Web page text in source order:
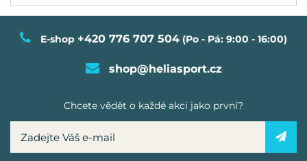
E-shop +420 776 707 504 (Po - Pá: 9:00 - 16:00)
shop@heliasport.cz
Chcete vědět o každé akci jako první?